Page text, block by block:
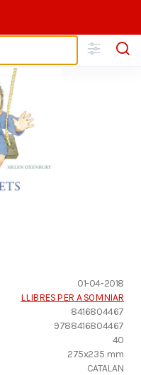
01-04-2018
LLIBRES PER A SOMNIAR
8416804467
9788416804467
40
275x235 mm
CATALAN